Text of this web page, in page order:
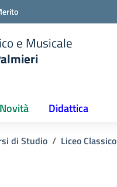
e Musicale
Novità Didattica
di Studio Liceo Classico